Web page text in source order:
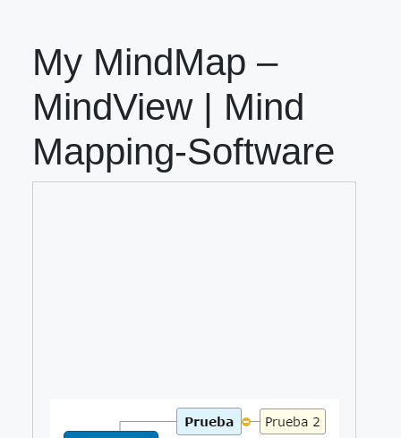
My MindMap –
MindView | Mind
Mapping-Software